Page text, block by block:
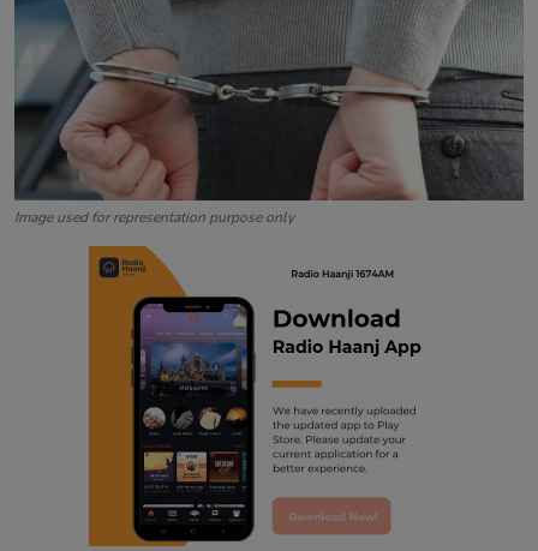
Image used for representation purpose only